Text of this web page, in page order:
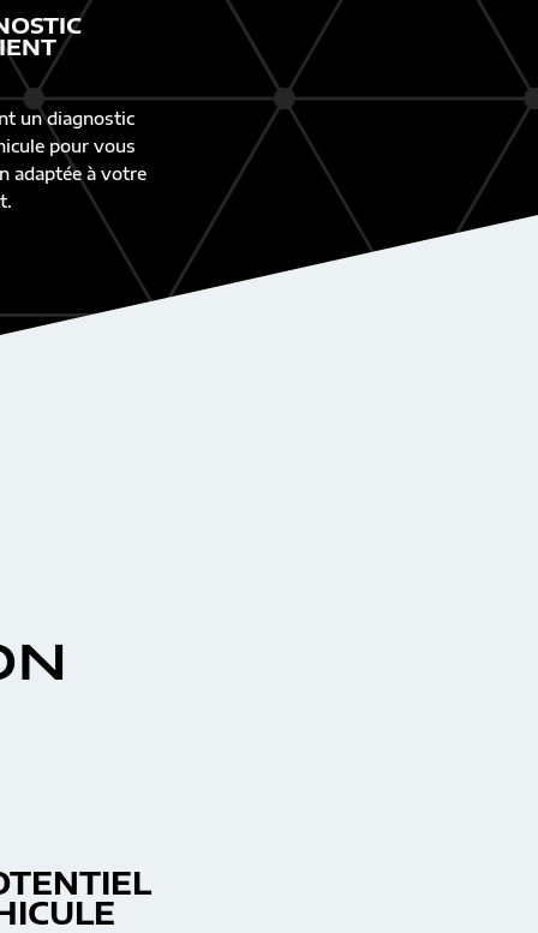
un diagnostic
pour vous
adaptée à votre